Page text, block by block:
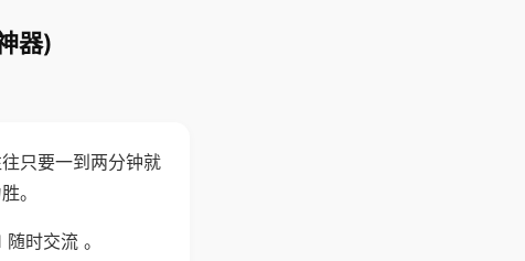
器)
只要一到两分钟就
。
时交流 。